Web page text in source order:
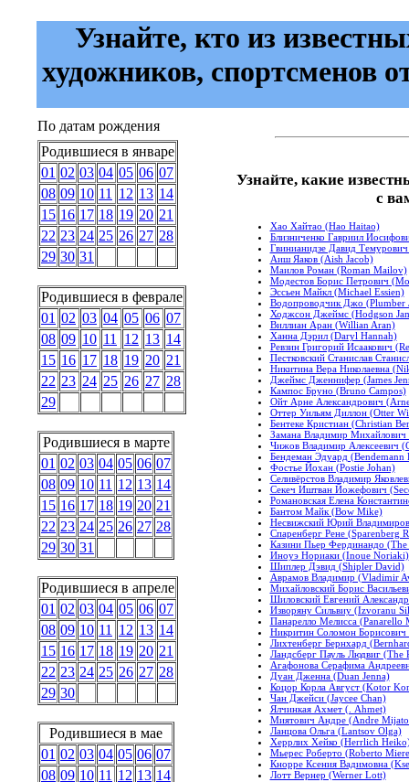
Узнайте, кто из
художников, спортсменов
По датам рождения
Родившиеся в январе
01 02 03 04 05 06 07
08 09 10 11 12 13 14
15 16 17 18 19 20 21
22 23 24 25 26 27 28
29 30 31
Родившиеся в феврале
01 02 03 04 05 06 07
08 09 10 11 12 13 14
15 16 17 18 19 20 21
22 23 24 25 26 27 28
29
Родившиеся в марте
01 02 03 04 05 06 07
08 09 10 11 12 13 14
15 16 17 18 19 20 21
22 23 24 25 26 27 28
29 30 31
Родившиеся в апреле
01 02 03 04 05 06 07
08 09 10 11 12 13 14
15 16 17 18 19 20 21
22 23 24 25 26 27 28
29 30
Родившиеся в мае
01 02 03 04 05 06 07
08 09 10 11 12 13 14
Узнайте, какие
с
Хао Хайтао (Hao Haitao)
Близниченко Гавриил
Гвинианидзе Давид
Аиш Яаков (Aish Jacob)
Маилов Роман (Roman Mailov)
Модестов Борис Петрович
Эссьен Майкл (Michael Essien)
Водопроводчик Джо (Plumber
Ходжсон Джеймс (Hodgson
Виллиан Аран (Willian Aran)
Ханна Дэрил (Daryl Hannah)
Ревзин Григорий Исаакович
Пестковский Станислав
Никитина Вера Николаевна
Джеймс Дженнифер (James
Кампос Бруно (Bruno Campos)
Ойт Арне Александрович
Оттер Уильям Диллон (Otter
Бентеке Кристиан (Christian
Замана Владимир
Чижов Владимир Алексеевич
Бендеман Эдуард (Bendemann
Фостье Йохан (Postie Johan)
Селивёрстов Владимир
Секеч Иштван Йожефович
Романовская Елена
Бантом Майк (Bow Mike)
Несвижский Юрий
Спаренберг Рене (Sparenberg
Казини Пьер Фердинандо
Иноуэ Нориаки (Inoue Noriaki)
Шиплер Дэвид (Shipler David)
Аврамов Владимир (Vladimir
Михайловский Борис
Шиловский Евгений
Изворяну Сильвиу (Izvoranu
Панарелло Мелисса (Panarello
Никритин Соломон
Лихтенберг Бернхард
Ландсберг Пауль Людвиг (The
Агафонова Серафима
Дуан Дженна (Duan Jenna)
Коцор Корла Август (Kotor
Чан Джейси (Jaycee Chan)
Ялчинкая Ахмет (. Ahmet)
Миятович Андре (Andre
Ланцова Ольга (Lantsov Olga)
Херрлих Хейко (Herrlich
Мьерес Роберто (Roberto
Кнорре Ксения Вадимовна
Лотт Вернер (Werner Lott)